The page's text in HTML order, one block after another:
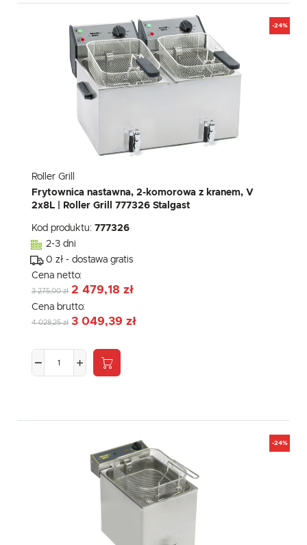
-24%
Roller Grill
Frytownica nastawna, 2-komorowa z kranem, V
2x8L | Roller Grill 777326 Stalgast
Kod produktu: 777326
2-3 dni
0 zł - dostawa gratis
Cena netto:
3 275,00 zł 2 479,18 zł
Cena brutto:
4 028,25 zł 3 049,39 zł
-24%